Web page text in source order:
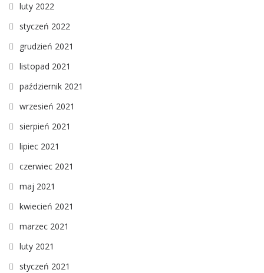
luty 2022
styczeń 2022
grudzień 2021
listopad 2021
październik 2021
wrzesień 2021
sierpień 2021
lipiec 2021
czerwiec 2021
maj 2021
kwiecień 2021
marzec 2021
luty 2021
styczeń 2021